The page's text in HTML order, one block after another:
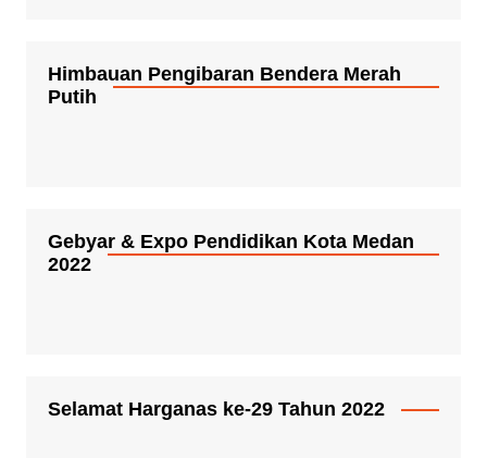
Himbauan Pengibaran Bendera Merah
Putih
Gebyar & Expo Pendidikan Kota Medan
2022
Selamat Harganas ke-29 Tahun 2022